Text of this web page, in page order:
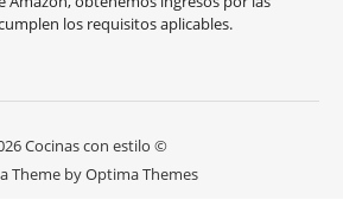
los requisitos aplicables.
Cocinas con estilo ©
Theme byOptima Themes